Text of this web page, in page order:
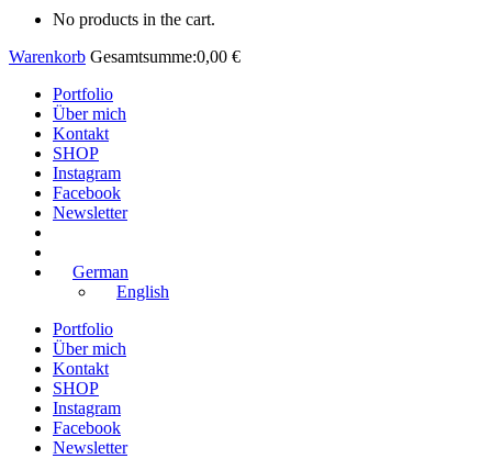
No products in the cart.
Warenkorb Gesamtsumme:0,00 €
Portfolio
Über mich
Kontakt
SHOP
Instagram
Facebook
Newsletter
German
English
Portfolio
Über mich
Kontakt
SHOP
Instagram
Facebook
Newsletter